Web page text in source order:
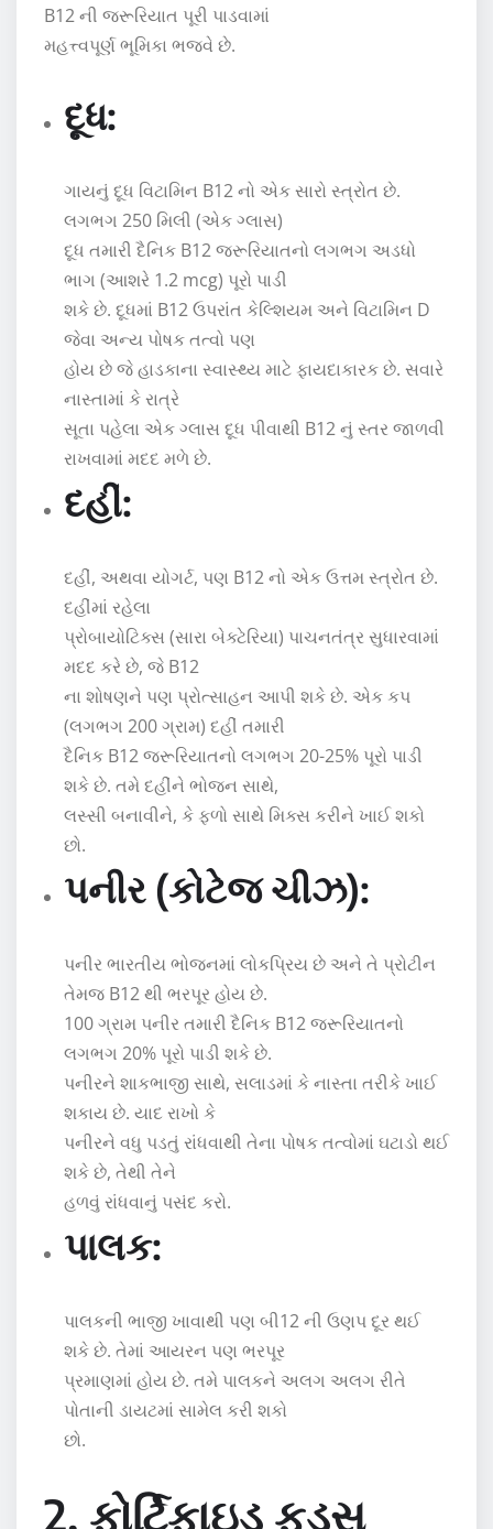
B12 ની જરૂરિયાત પૂરી પાડવામાં
મહત્ત્વપૂર્ણ ભૂમિકા ભજવે છે.
દૂધ:
ગાયનું દૂધ વિટામિન B12 નો એક સારો સ્ત્રોત છે.
લગભગ 250 મિલી (એક ગ્લાસ)
દૂધ તમારી દૈનિક B12 જરૂરિયાતનો લગભગ અડધો
ભાગ (આશરે 1.2 mcg) પૂરો પાડી
શકે છે. દૂધમાં B12 ઉપરાંત કેલ્શિયમ અને વિટામિન D
જેવા અન્ય પોષક તત્વો પણ
હોય છે જે હાડકાના સ્વાસ્થ્ય માટે ફાયદાકારક છે. સવારે
નાસ્તામાં કે રાત્રે
સૂતા પહેલા એક ગ્લાસ દૂધ પીવાથી B12 નું સ્તર જાળવી
રાખવામાં મદદ મળે છે.
દહીં:
દહીં, અથવા યોગર્ટ, પણ B12 નો એક ઉત્તમ સ્ત્રોત છે.
દહીંમાં રહેલા
પ્રોબાયોટિક્સ (સારા બેક્ટેરિયા) પાચનતંત્ર સુધારવામાં
મદદ કરે છે, જે B12
ના શોષણને પણ પ્રોત્સાહન આપી શકે છે. એક કપ
(લગભગ 200 ગ્રામ) દહીં તમારી
દૈનિક B12 જરૂરિયાતનો લગભગ 20-25% પૂરો પાડી
શકે છે. તમે દહીંને ભોજન સાથે,
લસ્સી બનાવીને, કે ફળો સાથે મિક્સ કરીને ખાઈ શકો
છો.
પનીર (કોટેજ ચીઝ):
પનીર ભારતીય ભોજનમાં લોકપ્રિય છે અને તે પ્રોટીન
તેમજ B12 થી ભરપૂર હોય છે.
100 ગ્રામ પનીર તમારી દૈનિક B12 જરૂરિયાતનો
લગભગ 20% પૂરો પાડી શકે છે.
પનીરને શાકભાજી સાથે, સલાડમાં કે નાસ્તા તરીકે ખાઈ
શકાય છે. યાદ રાખો કે
પનીરને વધુ પડતું રાંધવાથી તેના પોષક તત્વોમાં ઘટાડો થઈ
શકે છે, તેથી તેને
હળવું રાંધવાનું પસંદ કરો.
પાલક:
પાલકની ભાજી ખાવાથી પણ બી12 ની ઉણપ દૂર થઈ
શકે છે. તેમાં આયરન પણ ભરપૂર
પ્રમાણમાં હોય છે. તમે પાલકને અલગ અલગ રીતે
પોતાની ડાયટમાં સામેલ કરી શકો
છો.
2. ફોર્ટિફાઇડ ફૂડ્સ